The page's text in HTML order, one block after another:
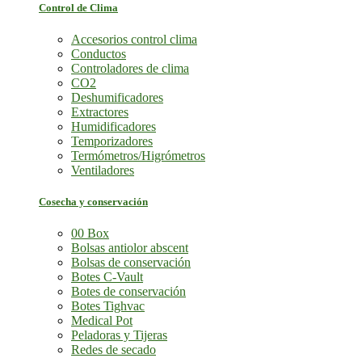
Control de Clima
Accesorios control clima
Conductos
Controladores de clima
CO2
Deshumificadores
Extractores
Humidificadores
Temporizadores
Termómetros/Higrómetros
Ventiladores
Cosecha y conservación
00 Box
Bolsas antiolor abscent
Bolsas de conservación
Botes C-Vault
Botes de conservación
Botes Tighvac
Medical Pot
Peladoras y Tijeras
Redes de secado